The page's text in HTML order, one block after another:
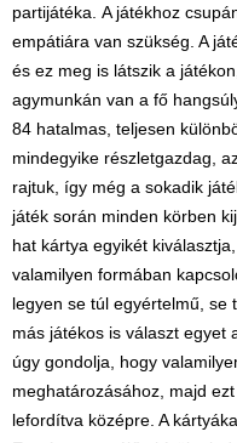
partijátéka. A játékhoz
empátiára van szükség. A
és ez meg is látszik a
agymunkán van a fő
84 hatalmas, teljesen
mindegyike részletgazdag,
rajtuk, így még a sokadik
játék során minden körben
hat kártya egyikét
valamilyen formában
legyen se túl egyértelmű, se
más játékos is választ egyet
úgy gondolja, hogy
meghatározásához, majd
lefordítva középre. A